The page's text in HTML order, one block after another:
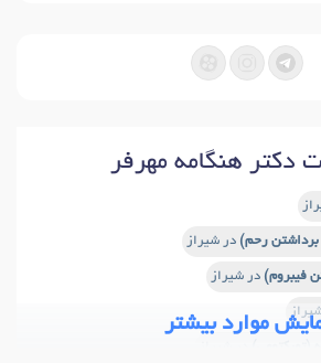
دکتر هنگامه مهرفر
رحم) در شیراز
فیبروم) در شیراز
موارد بیشتر